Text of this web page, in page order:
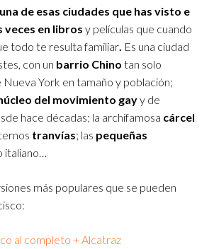
de esas ciudades que has visto e
veces en libros y películas que cuando
todo te resulta familiar Es una ciudad
con un barrio Chino tan solo
York en tamaño y población;
del movimiento gayy de
hace décadas; la archifamosa cárcel
tranvías; las pequeñas
más populares que se pueden
al completo + Alcatraz